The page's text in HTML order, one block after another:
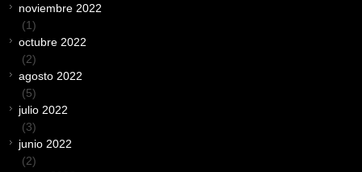
noviembre 2022
(1)
octubre 2022
(2)
agosto 2022
(5)
julio 2022
(3)
junio 2022
(2)